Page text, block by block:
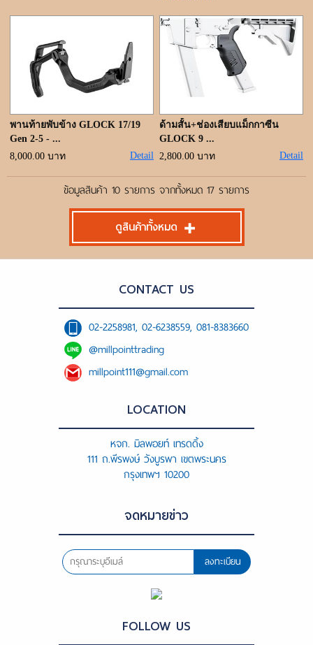
พานท้ายพับข้าง GLOCK 17/19
Gen 2-5 - ...
8,000.00 บาท
Detail
ด้ามสั้น+ช่องเสียบแม็กกาซีน
GLOCK 9 ...
2,800.00 บาท
Detail
ข้อมูลสินค้า 10 รายการ จากทั้งหมด 17 รายการ
ดูสินค้าทั้งหมด
CONTACT US
02-2258981, 02-6238559, 081-8383660
@millpointtrading
millpoint111@gmail.com
LOCATION
หจก. มิลพอยท์ เทรดดิ้ง
111 ถ.พีรพงษ์ วังบูรพา เขตพระนคร
กรุงเทพฯ 10200
จดหมายข่าว
ลงทะเบียน
FOLLOW US